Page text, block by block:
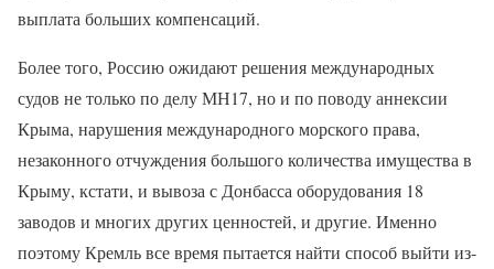
выплата больших компенсаций.
Более того, Россию ожидают решения международных
судов не только по делу МН17, но и по поводу аннексии
Крыма, нарушения международного морского права,
незаконного отчуждения большого количества имущества в
Крыму, кстати, и вывоза с Донбасса оборудования 18
заводов и многих других ценностей, и другие. Именно
поэтому Кремль все время пытается найти способ выйти из-